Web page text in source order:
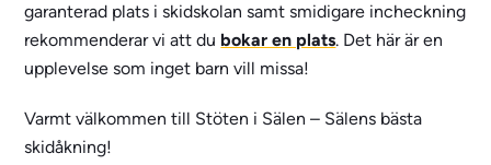
garanterad plats i skidskolan samt smidigare incheckning
rekommenderar vi att du bokar en plats. Det här är en
upplevelse som inget barn vill missa!
Varmt välkommen till Stöten i Sälen – Sälens bästa
skidåkning!